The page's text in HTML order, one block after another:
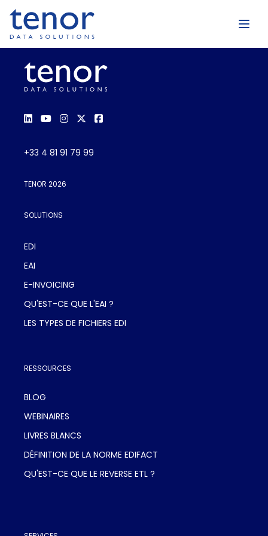
+33 4 81 91 79 99
TENOR 2026
SOLUTIONS
EDI
EAI
E-INVOICING
QU'EST-CE QUE L'EAI ?
LES TYPES DE FICHIERS EDI
RESSOURCES
BLOG
WEBINAIRES
LIVRES BLANCS
DÉFINITION DE LA NORME EDIFACT
QU'EST-CE QUE LE REVERSE ETL ?